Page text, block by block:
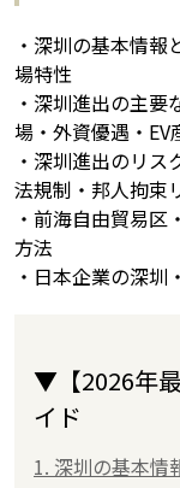
・深圳の基本情
場特性
・深圳進出の主
場・外資優遇・EV
・深圳進出のリス
法規制・邦人拘束
・前海自由貿易区
方法
・日本企業の深
▼【2026年
イド
1. 深圳の基本情